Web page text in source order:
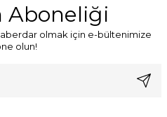
Aboneliği
olmak için e-bültenimize
olun!